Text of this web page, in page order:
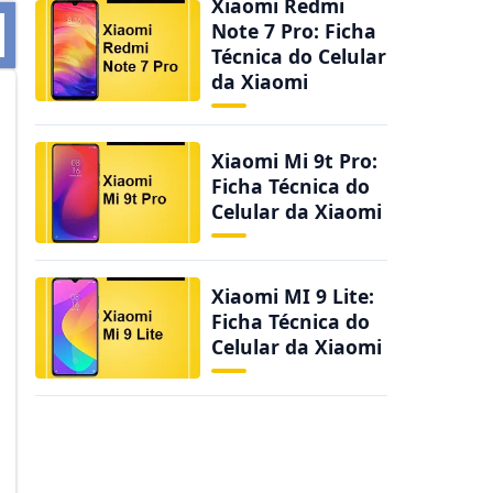
Xiaomi Redmi
Note 7 Pro: Ficha
Técnica do Celular
da Xiaomi
Xiaomi Mi 9t Pro:
Ficha Técnica do
Celular da Xiaomi
Xiaomi MI 9 Lite:
Ficha Técnica do
Celular da Xiaomi